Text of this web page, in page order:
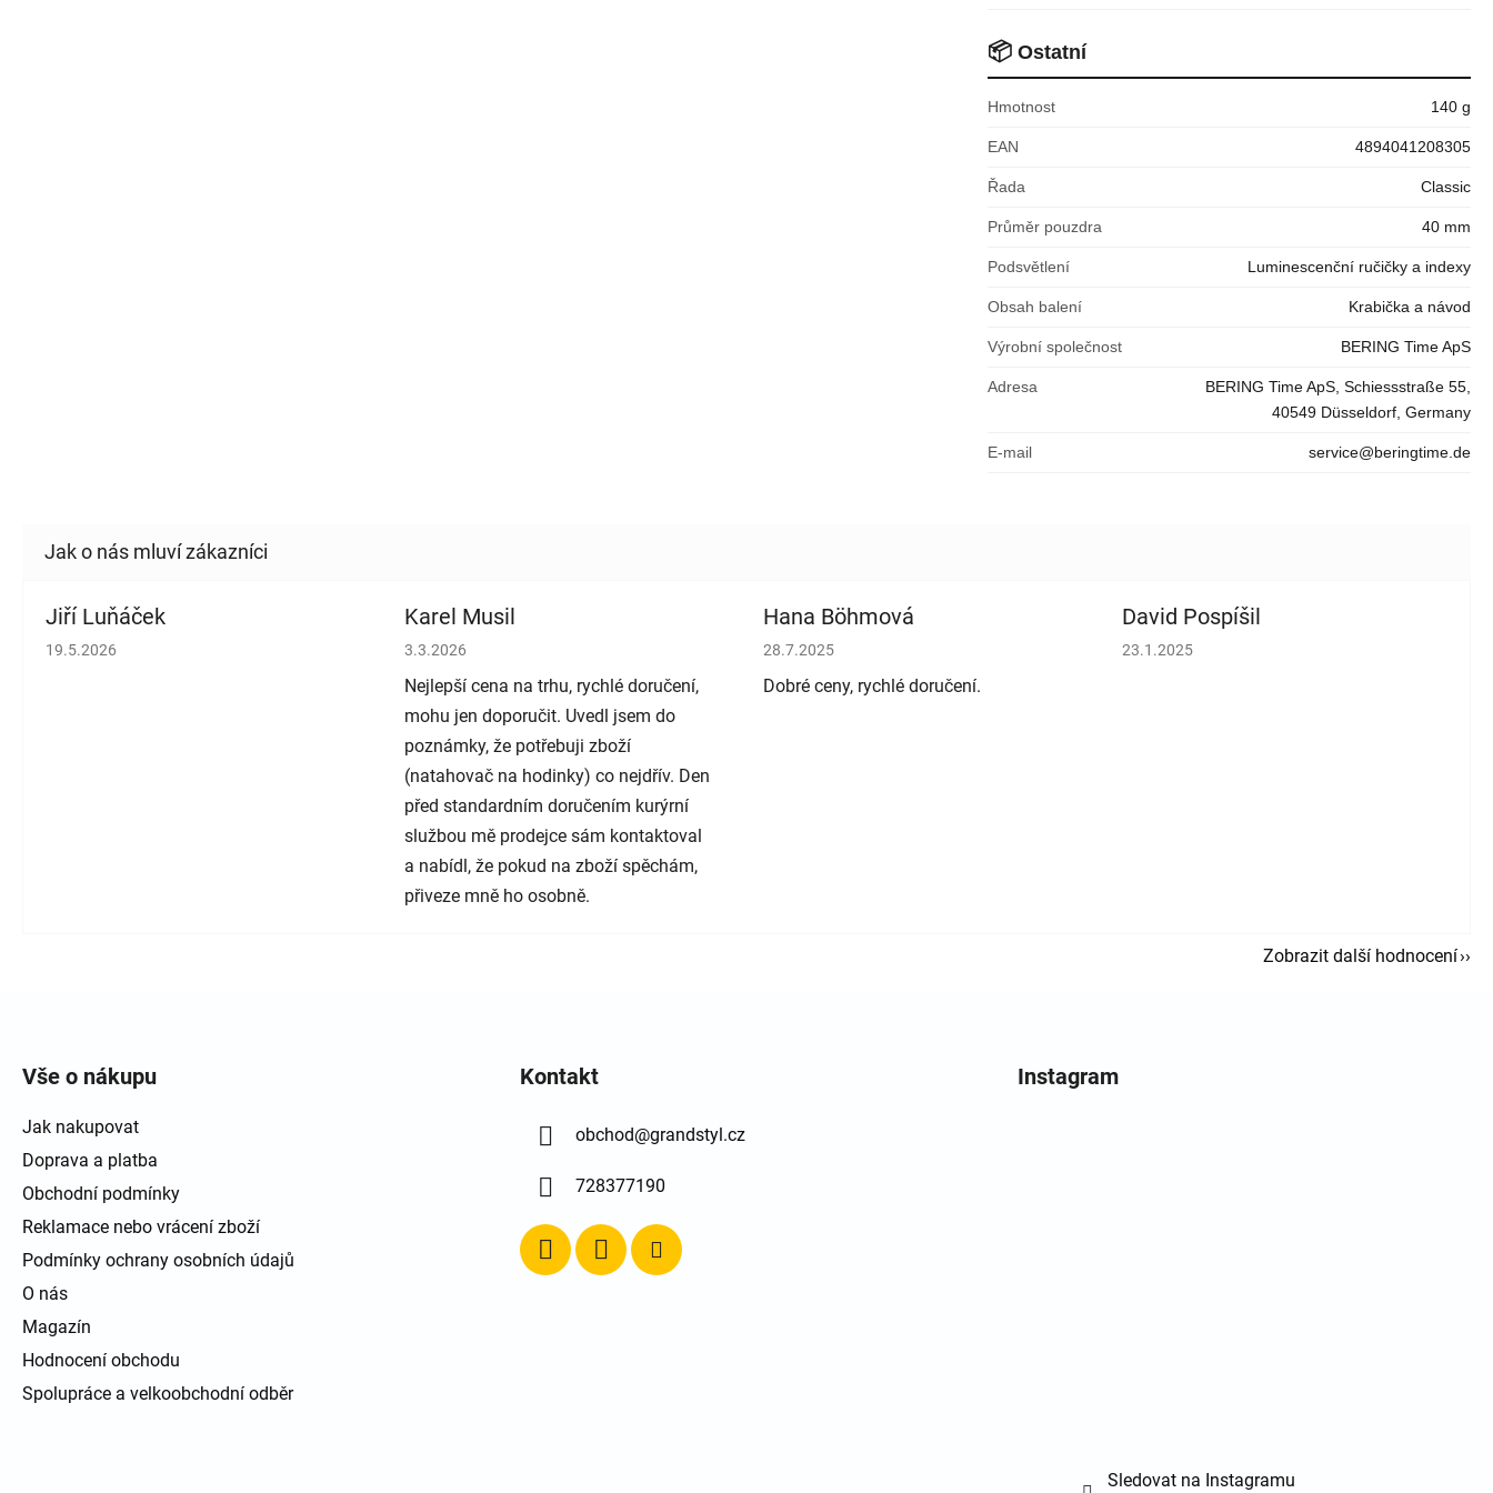
📦 Ostatní
Hmotnost 140 g
EAN 4894041208305
Řada Classic
Průměr pouzdra 40 mm
Podsvětlení Luminescenční ručičky a indexy
Obsah balení Krabička a návod
Výrobní společnost BERING Time ApS
Adresa
BERING Time ApS, Schiessstraße 55,
40549 Düsseldorf, Germany
E-mail service@beringtime.de
Jiří Luňáček
Hodnocení obchodu je 5 z 5 hvězdiček.
19.5.2026
Karel Musil
Hodnocení obchodu je 5 z 5 hvězdiček.
3.3.2026
Nejlepší cena na trhu, rychlé doručení,
mohu jen doporučit. Uvedl jsem do
poznámky, že potřebuji zboží
(natahovač na hodinky) co nejdřív. Den
před standardním doručením kurýrní
službou mě prodejce sám kontaktoval
a nabídl, že pokud na zboží spěchám,
přiveze mně ho osobně.
Hana Böhmová
Hodnocení obchodu je 5 z 5 hvězdiček.
28.7.2025
Dobré ceny, rychlé doručení.
David Pospíšil
Hodnocení obchodu je 5 z 5 hvězdiček.
23.1.2025
Zobrazit další hodnocení
Vše o nákupu
Jak nakupovat
Doprava a platba
Obchodní podmínky
Reklamace nebo vrácení zboží
Podmínky ochrany osobních údajů
O nás
Magazín
Hodnocení obchodu
Spolupráce a velkoobchodní odběr
Kontakt
obchod@grandstyl.cz
728377190
Instagram
Sledovat na Instagramu